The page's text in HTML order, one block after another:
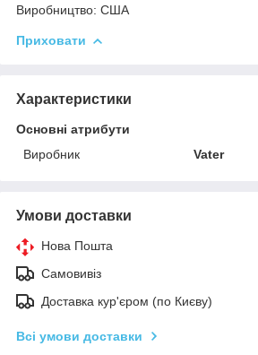
Виробництво: США
Приховати
Характеристики
Основні атрибути
Виробник
Vater
Умови доставки
Нова Пошта
Самовивіз
Доставка кур'єром (по Києву)
Всі умови доставки